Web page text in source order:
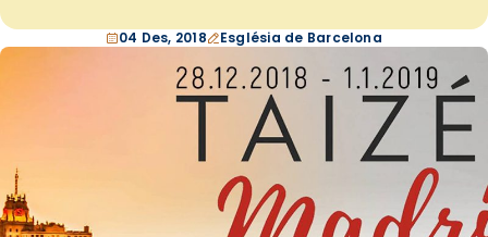
04 Des, 2018 Església de Barcelona